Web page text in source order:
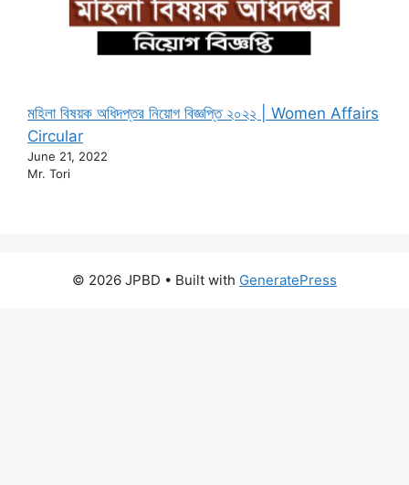
মহিলা বিষয়ক অধিদপ্তর নিয়োগ বিজ্ঞপ্তি ২০২২ | Women Affairs
Circular
June 21, 2022
Mr. Tori
© 2026 JPBD • Built with GeneratePress